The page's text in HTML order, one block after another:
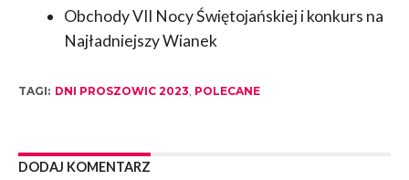
Obchody VII Nocy Świętojańskiej i konkurs na
Najładniejszy Wianek
TAGI: DNI PROSZOWIC 2023 POLECANE
DODAJ KOMENTARZ